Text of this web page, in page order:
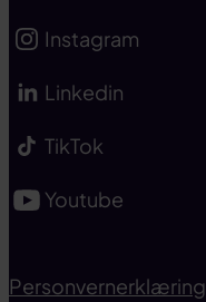
Instagram
Linkedin
TikTok
Youtube
Personvernerklæring